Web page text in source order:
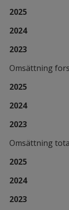
2025
2024
2023
Omsättning
2025
2024
2023
Omsättning
2025
2024
2023